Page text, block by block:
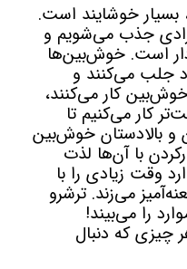
بسیار خوشایند است.
جذب می‌شویم و
است. خوش‌بین‌ها
جلب می‌کنند و
کار می‌کنند،
کار می‌کنیم تا
و بالادستان خوش‌بین
با آن‌ها لذت
وقت زیادی را با
می‌زند. ترشرو
را می‌بیند!
که دنبال